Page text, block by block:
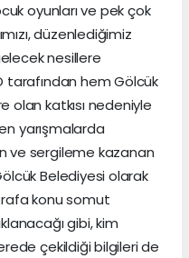
oyunları ve pek çok
düzenlediğimiz
nesillere
tarafından hem Gölcük
olan katkısı nedeniyle
yarışmalarda
ve sergileme kazanan
Belediyesi olarak
konu somut
gibi, kim
çekildiği bilgileri de